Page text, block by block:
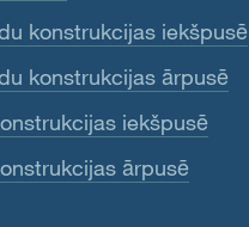
konstrukcijas iekšpusē
konstrukcijas ārpusē
iekšpusē
ārpusē